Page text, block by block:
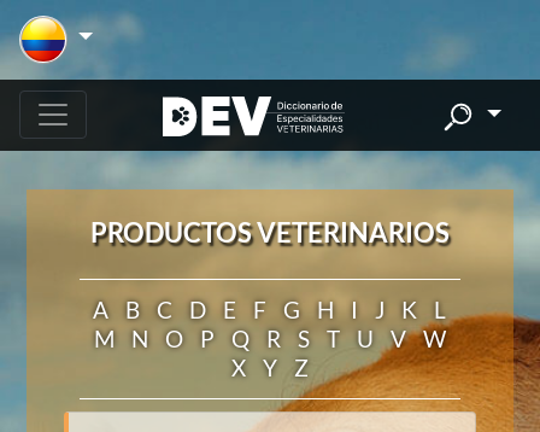
PRODUCTOS VETERINARIOS
A B C D E F G H I J K
L
M
N O P Q R S T U V
W
X
Y Z